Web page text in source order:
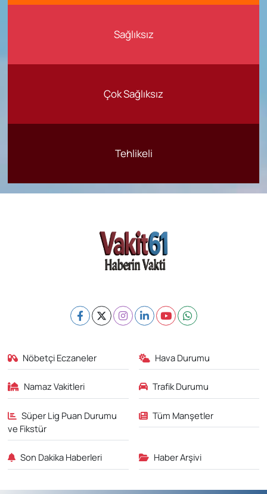
Sağlıksız
Çok Sağlıksız
Tehlikeli
Nöbetçi Eczaneler Hava Durumu
Namaz Vakitleri Trafik Durumu
Süper Lig Puan Durumu
ve Fikstür
Tüm Manşetler
Son Dakika Haberleri Haber Arşivi